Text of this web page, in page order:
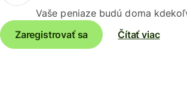
Vaše peniaze budú doma
Zaregistrovať sa
Čítať viac